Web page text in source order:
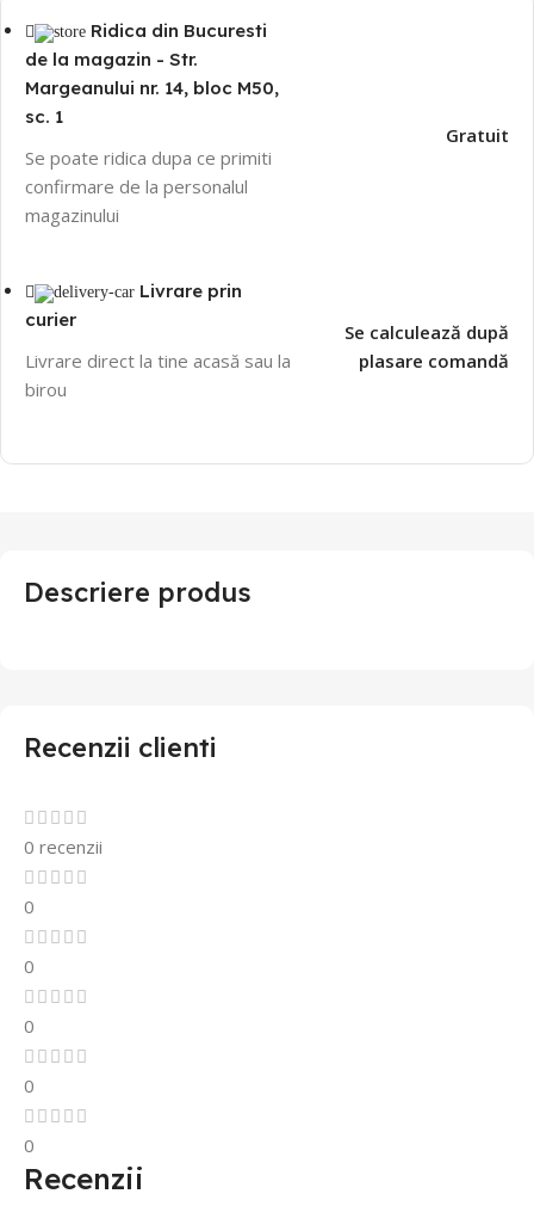
Ridica din Bucuresti
de la magazin - Str.
Margeanului nr. 14, bloc M50,
sc. 1
Se poate ridica dupa ce primiti
confirmare de la personalul
magazinului
Gratuit
Livrare prin
curier
Livrare direct la tine acasă sau la
birou
Se calculează după
plasare comandă
Descriere produs
Recenzii clienti
0 recenzii
0
0
0
0
0
Recenzii